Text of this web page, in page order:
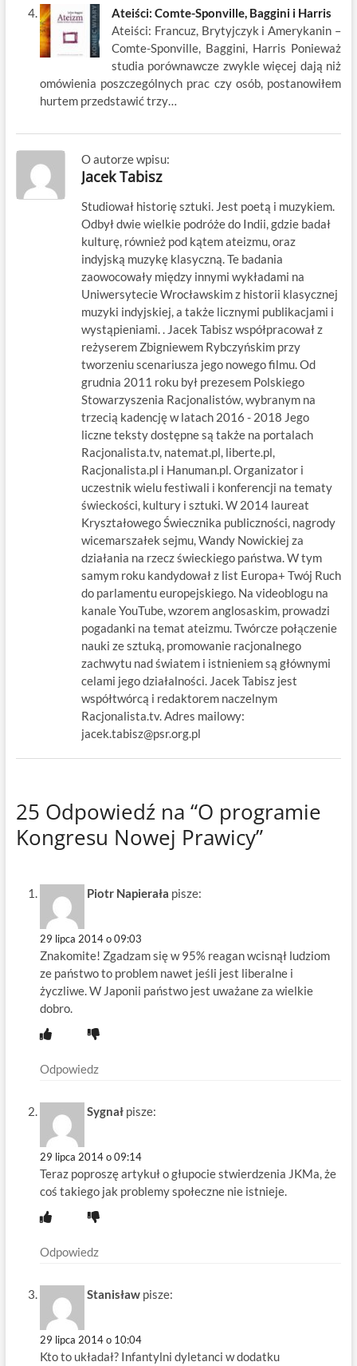
Ateiści: Comte-Sponville, Baggini i Harris
Ateiści: Francuz, Brytyjczyk i Amerykanin –
Comte-Sponville, Baggini, Harris Ponieważ
studia porównawcze zwykle więcej dają niż
omówienia poszczególnych prac czy osób, postanowiłem
hurtem przedstawić trzy…
O autorze wpisu:
Jacek Tabisz
Studiował historię sztuki. Jest poetą i muzykiem.
Odbył dwie wielkie podróże do Indii, gdzie badał
kulturę, również pod kątem ateizmu, oraz
indyjską muzykę klasyczną. Te badania
zaowocowały między innymi wykładami na
Uniwersytecie Wrocławskim z historii klasycznej
muzyki indyjskiej, a także licznymi publikacjami i
wystąpieniami. . Jacek Tabisz współpracował z
reżyserem Zbigniewem Rybczyńskim przy
tworzeniu scenariusza jego nowego filmu. Od
grudnia 2011 roku był prezesem Polskiego
Stowarzyszenia Racjonalistów, wybranym na
trzecią kadencję w latach 2016 - 2018 Jego
liczne teksty dostępne są także na portalach
Racjonalista.tv, natemat.pl, liberte.pl,
Racjonalista.pl i Hanuman.pl. Organizator i
uczestnik wielu festiwali i konferencji na tematy
świeckości, kultury i sztuki. W 2014 laureat
Kryształowego Świecznika publiczności, nagrody
wicemarszałek sejmu, Wandy Nowickiej za
działania na rzecz świeckiego państwa. W tym
samym roku kandydował z list Europa+ Twój Ruch
do parlamentu europejskiego. Na videoblogu na
kanale YouTube, wzorem anglosaskim, prowadzi
pogadanki na temat ateizmu. Twórcze połączenie
nauki ze sztuką, promowanie racjonalnego
zachwytu nad światem i istnieniem są głównymi
celami jego działalności. Jacek Tabisz jest
współtwórcą i redaktorem naczelnym
Racjonalista.tv. Adres mailowy:
jacek.tabisz@psr.org.pl
25 Odpowiedź na “O programie
Kongresu Nowej Prawicy”
Piotr Napierała pisze:
29 lipca 2014 o 09:03
Znakomite! Zgadzam się w 95% reagan wcisnął ludziom
ze państwo to problem nawet jeśli jest liberalne i
życzliwe. W Japonii państwo jest uważane za wielkie
dobro.
Odpowiedz
Sygnał pisze:
29 lipca 2014 o 09:14
Teraz poproszę artykuł o głupocie stwierdzenia JKMa, że
coś takiego jak problemy społeczne nie istnieje.
Odpowiedz
Stanisław pisze:
29 lipca 2014 o 10:04
Kto to układał? Infantylni dyletanci w dodatku